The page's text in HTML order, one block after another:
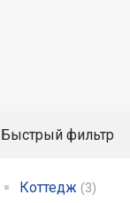
Быстрый фильтр
Коттедж (3)